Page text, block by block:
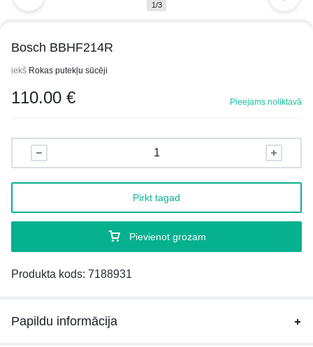
1/3
Bosch BBHF214R
iekš Rokas putekļu sūcēji
110.00 € Pieejams noliktavā
Pievienot grozam
Pirkt tagad
Produkta kods: 7188931
Papildu informācija